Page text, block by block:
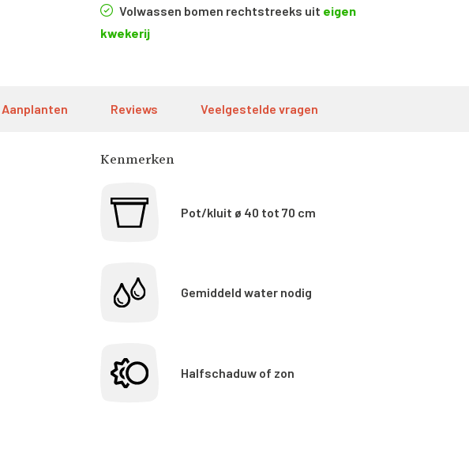
Volwassen bomen rechtstreeks uit eigen
kwekerij
Aanplanten Reviews Veelgestelde vragen
Kenmerken
Pot/kluit ø 40 tot 70 cm
Gemiddeld water nodig
Halfschaduw of zon